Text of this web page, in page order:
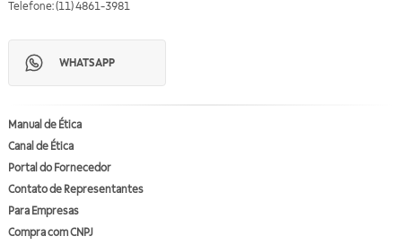
Telefone: (11) 4861-3981
WHATSAPP
Manual de Ética
Canal de Ética
Portal do Fornecedor
Contato de Representantes
Para Empresas
Compra com CNPJ